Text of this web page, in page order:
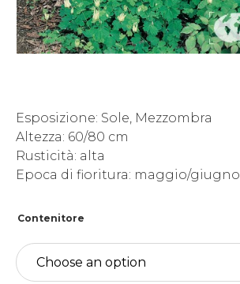
Esposizione: Sole, Mezzombra
Altezza: 60/80 cm
Rusticità: alta
Epoca di fioritura: maggio/giugno
Contenitore